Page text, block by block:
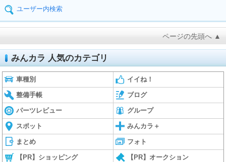
ユーザー内検索
ページの先頭へ ▲
みんカラ 人気のカテゴリ
車種別 イイね！
整備手帳 ブログ
パーツレビュー グループ
スポット みんカラ＋
まとめ フォト
【PR】ショッピング 【PR】オークション